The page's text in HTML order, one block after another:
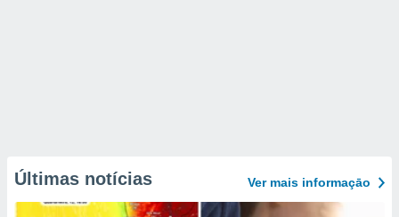
Últimas notícias Ver mais informaçāo